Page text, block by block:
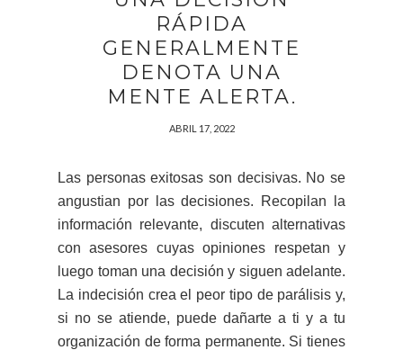
RÁPIDA
GENERALMENTE
DENOTA UNA
MENTE ALERTA.
ABRIL 17, 2022
Las personas exitosas son decisivas. No se
angustian por las decisiones. Recopilan la
información relevante, discuten alternativas
con asesores cuyas opiniones respetan y
luego toman una decisión y siguen adelante.
La indecisión crea el peor tipo de parálisis y,
si no se atiende, puede dañarte a ti y a tu
organización de forma permanente. Si tienes